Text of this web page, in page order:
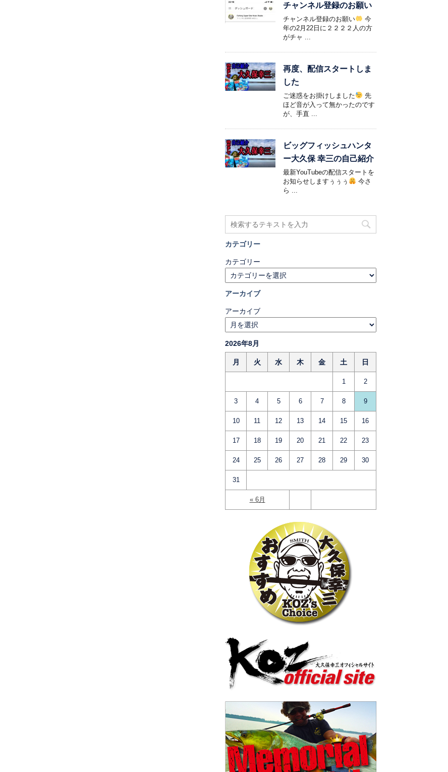
チャンネル登録のお願い
チャンネル登録のお願い
今
年の2月22日に２２２２人の方
がチャ ...
再度、配信スタートしま
した
ご迷惑をお掛けしました
先
ほど音が入って無かったのです
が、手直 ...
ビッグフィッシュハンタ
ー大久保 幸三の自己紹介
最新YouTubeの配信スタートを
お知らせしますぅぅぅ
今さ
ら ...
カテゴリー
カテゴリー
アーカイブ
アーカイブ
2026年8月
月 火 水 木 金 土 日
« 6月
1 2
3 4 5 6 7 8 9
10 11 12 13 14 15 16
17 18 19 20 21 22 23
24 25 26 27 28 29 30
31